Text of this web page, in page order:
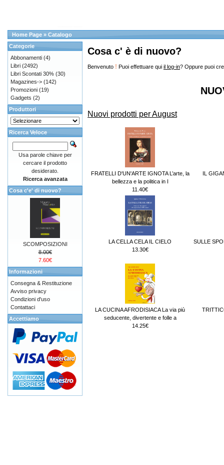
Home Page » Catalogo
Cosa c' è di nuovo?
Benvenuto ! Puoi effettuare qui il log-in? Oppure puoi
Nuovi prodotti per August
FRATELLI D'UN'ARTE IGNOTA L’arte, la
bellezza e la politica in I
11.40€
IL
LA CELLA CELA IL CIELO
13.30€
SULLE
LA CUCINA AFRODISIACA La via più
seducente, divertente e folle a
14.25€
Categorie
Abbonamenti (4)
Libri (2492)
Libri Scontati 30% (30)
Magazines-> (142)
Promozioni (19)
Gadgets (2)
Produttori
Ricerca Veloce
Usa parole chiave per
cercare il prodotto
desiderato.
Ricerca avanzata
Cosa c'e' di nuovo?
SCOMPOSIZIONI
8.00€
7.60€
Informazioni
Consegna & Restituzione
Avviso privacy
Condizioni d'uso
Contattaci
Accettiamo